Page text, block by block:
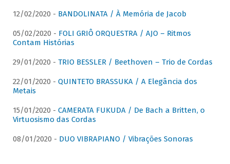
12/02/2020 - BANDOLINATA / À Memória de Jacob
05/02/2020 - FOLI GRIÔ ORQUESTRA / AJO – Ritmos
Contam Histórias
29/01/2020 - TRIO BESSLER / Beethoven – Trio de Cordas
22/01/2020 - QUINTETO BRASSUKA / A Elegância dos
Metais
15/01/2020 - CAMERATA FUKUDA / De Bach a Britten, o
Virtuosismo das Cordas
08/01/2020 - DUO VIBRAPIANO / Vibrações Sonoras